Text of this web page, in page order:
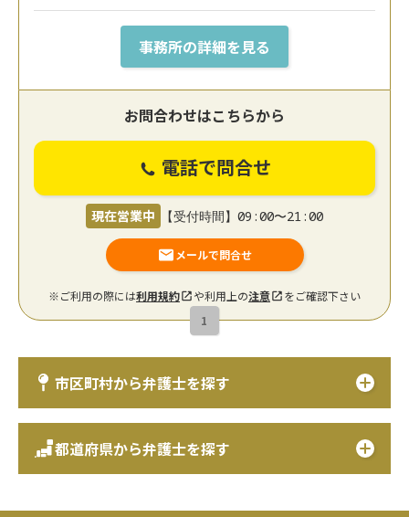
事務所の詳細を見る
お問合わせはこちらから
電話で問合せ
現在営業中 【受付時間】09:00〜21:00
メールで問合せ
※ご利用の際には利用規約 や利用上の注意
をご確認下さい
1
市区町村から弁護士を探す
都道府県から弁護士を探す